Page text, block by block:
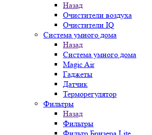
Назад
Очистители воздуха
Очистители IQ
Система умного дома
Назад
Система умного дома
Magic Air
Гаджеты
Датчик
Терморегулятор
Фильтры
Назад
Фильтры